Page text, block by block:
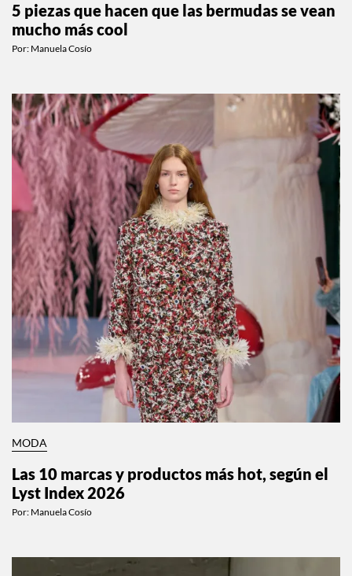
5 piezas que hacen que las bermudas se vean
mucho más cool
Por: Manuela Cosío
MODA
Las 10 marcas y productos más hot, según el
Lyst Index 2026
Por: Manuela Cosío